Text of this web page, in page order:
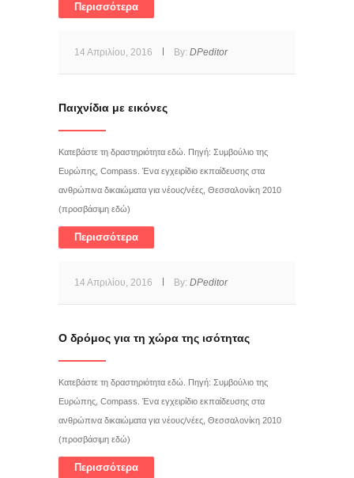
Περισσότερα
14 Απριλίου, 2016 By: DPeditor
Παιχνίδια με εικόνες
Κατεβάστε τη δραστηριότητα εδώ. Πηγή: Συμβούλιο της
Ευρώπης, Compass. Ένα εγχειρίδιο εκπαίδευσης στα
ανθρώπινα δικαιώματα για νέους/νέες, Θεσσαλονίκη 2010
(προσβάσιμη εδώ)
Περισσότερα
14 Απριλίου, 2016 By: DPeditor
Ο δρόμος για τη χώρα της ισότητας
Κατεβάστε τη δραστηριότητα εδώ. Πηγή: Συμβούλιο της
Ευρώπης, Compass. Ένα εγχειρίδιο εκπαίδευσης στα
ανθρώπινα δικαιώματα για νέους/νέες, Θεσσαλονίκη 2010
(προσβάσιμη εδώ)
Περισσότερα